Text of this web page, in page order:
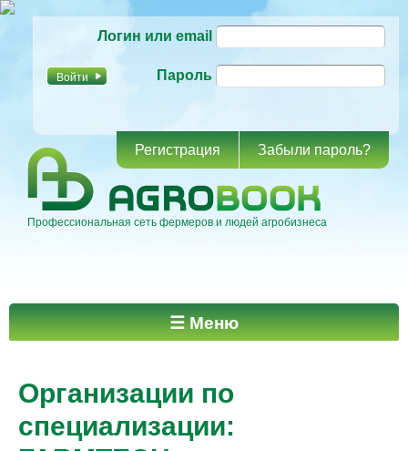
основному
Логин или email
Пароль
Регистрация Забыли пароль?
Профессиональная сеть фермеров и людей агробизнеса
Главное меню ☰ Меню
Организации по
специализации: